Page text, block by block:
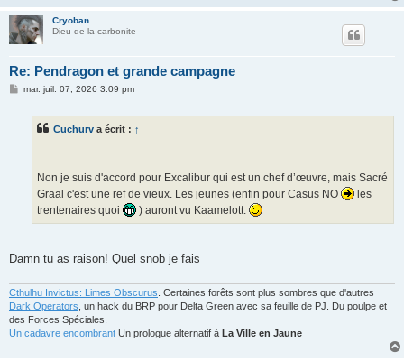
Cryoban
Dieu de la carbonite
Re: Pendragon et grande campagne
Mmar. juil. 07, 2026 3:09 pm
Cuchurv a écrit : ↑
Non je suis d'accord pour Excalibur qui est un chef d’œuvre, mais Sacré
Graal c'est une ref de vieux. Les jeunes (enfin pour Casus NO
les
trentenaires quoi
) auront vu Kaamelott.
Damn tu as raison! Quel snob je fais
Cthulhu Invictus: Limes Obscurus . Certaines forêts sont plus sombres que d'autres
Dark Operators , un hack du BRP pour Delta Green avec sa feuille de PJ. Du poulpe et
des Forces Spéciales.
Un cadavre encombrant Un prologue alternatif à La Ville en Jaune